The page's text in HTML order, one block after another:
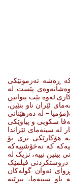
ڕەشە ئەزمونێکی
پێست لە
ئەوە بێت بتوانین
ئێران ناو بنێین.
– لە دەرهێنانی
سکویی و پیاوێکی
لە سینەمای ئێراندا
هۆکارێکی تری بۆ
کە نەخۆشییەکە
بینین نییە، نزیک لە
دروستکردنی فیلمێک
ئەوان گولەکان
سینەما، ببرێنە